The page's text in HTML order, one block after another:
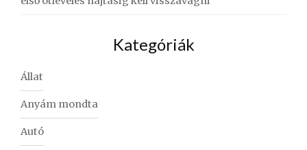
Kategóriák
Állat
Anyám mondta
Autó